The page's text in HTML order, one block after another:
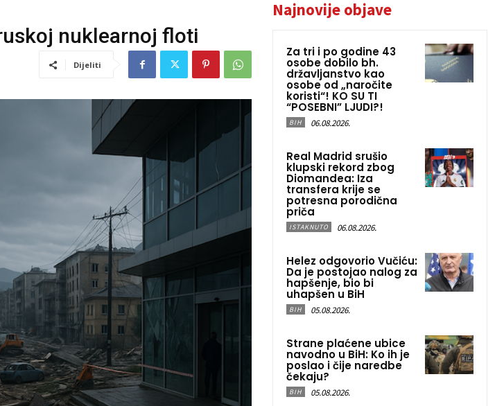
nuklearnoj floti
Dijeliti
Najnovije objave
Za tri i po godine 43
osobe dobilo bh.
državljanstvo kao
osobe od „naročite
koristi“! KO SU TI
“POSEBNI” LJUDI?!
BIH 06.08.2026.
Real Madrid srušio
klupski rekord zbog
Diomandea: Iza
transfera krije se
potresna porodična
priča
ISTAKNUTO 06.08.2026.
Helez odgovorio Vučiću:
Da je postojao nalog za
hapšenje, bio bi
uhapšen u BiH
BIH 05.08.2026.
Strane plaćene ubice
navodno u BiH: Ko ih je
poslao i čije naredbe
čekaju?
BIH 05.08.2026.